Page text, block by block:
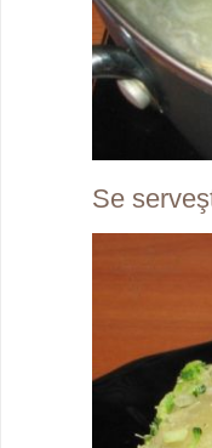
Se